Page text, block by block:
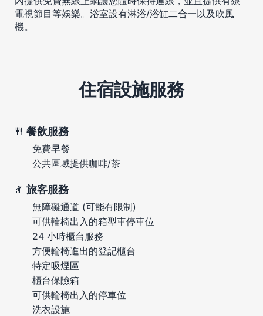
電視節目等娛樂。浴室設有淋浴/浴缸二合一以及吹風
機。
住宿設施服務
餐飲服務
免費早餐
公共區域提供咖啡/茶
旅客服務
無障礙通道 (可能有限制)
可供輪椅出入的箱型車停車位
24 小時櫃台服務
方便輪椅進出的登記櫃台
特定吸煙區
櫃台保險箱
可供輪椅出入的停車位
洗衣設施